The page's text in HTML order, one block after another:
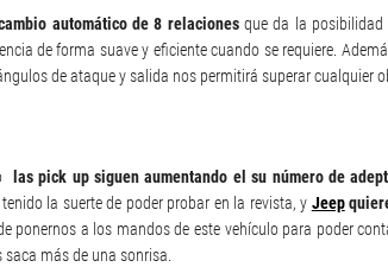
automático de 8 relacionesque da la posibilidad
de forma suave y eficiente cuando se requiere.
de ataque y salida nos permitirá superar cualquier
las pick up siguen aumentando el su número de
la suerte de poder probar en la revista, y Jeep
ponernos a los mandos de este vehículo para poder
más de una sonrisa.